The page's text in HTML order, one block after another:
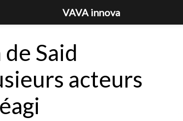
Said
acteurs
VAVA innova